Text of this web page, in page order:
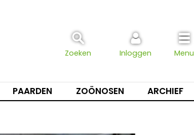
Zoeken Inloggen Menu
PAARDEN ZOÖNOSEN ARCHIEF